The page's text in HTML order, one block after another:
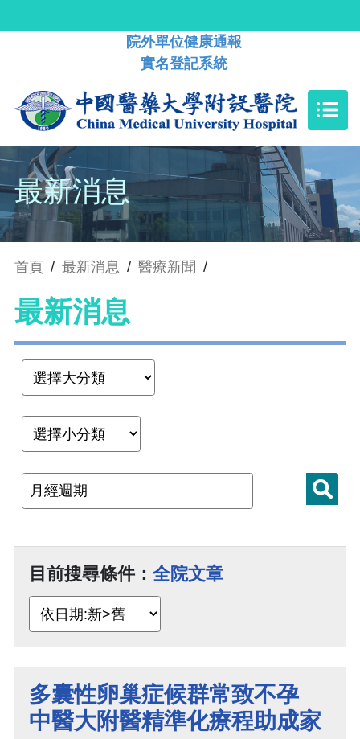
院外單位健康通報
實名登記系統
最新消息
首頁 / 最新消息 / 醫療新聞 /
最新消息
目前搜尋條件： 全院文章
多囊性卵巢症候群常致不孕
中醫大附醫精準化療程助成家